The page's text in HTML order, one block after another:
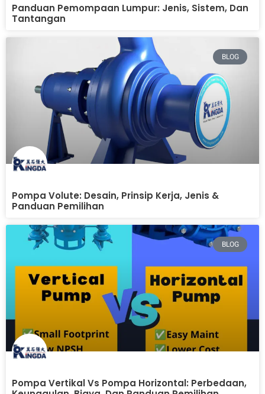
Panduan Pemompaan Lumpur: Jenis, Sistem, Dan
Tantangan
BLOG
Pompa Volute: Desain, Prinsip Kerja, Jenis &
Panduan Pemilihan
BLOG
Pompa Vertikal Vs Pompa Horizontal: Perbedaan,